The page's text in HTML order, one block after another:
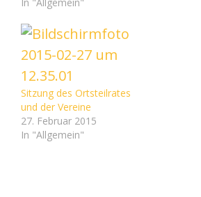
Sitzung des Ortsteilrates
und der Vereine
27. Februar 2015
In "Allgemein"